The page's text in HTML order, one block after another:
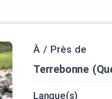
À / Près de
Terrebonne
Langue(s)